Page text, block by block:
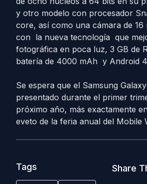
y otro modelo con procesador
core, así como una cámara de 16
con la nueva tecnología que
fotográfica en poca luz, 3 GB de
batería de 4000 mAh y Android
Se espera que el Samsung
presentado durante el primer
próximo año, más exactamente
eveto de la feria anual del Mobile
Tags Share